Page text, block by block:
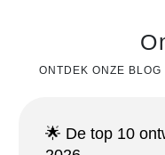
ONTDEK ONZE
🌟 De top 10